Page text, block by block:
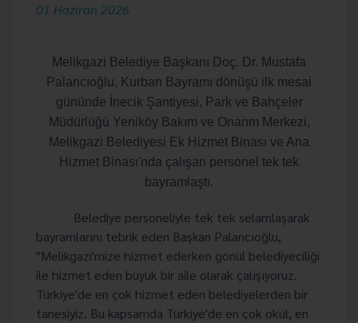
01 Haziran 2026
Melikgazi Belediye Başkanı Doç. Dr. Mustafa
Palancıoğlu, Kurban Bayramı dönüşü ilk mesai
gününde İnecik Şantiyesi, Park ve Bahçeler
Müdürlüğü Yeniköy Bakım ve Onarım Merkezi,
Melikgazi Belediyesi Ek Hizmet Binası ve Ana
Hizmet Binası'nda çalışan personel tek tek
bayramlaştı.
Belediye personeliyle tek tek selamlaşarak
bayramlarını tebrik eden Başkan Palancıoğlu,
"Melikgazi'mize hizmet ederken gönül belediyeciliği
ile hizmet eden büyük bir aile olarak çalışıyoruz.
Türkiye'de en çok hizmet eden belediyelerden bir
tanesiyiz. Bu kapsamda Türkiye'de en çok okul, en